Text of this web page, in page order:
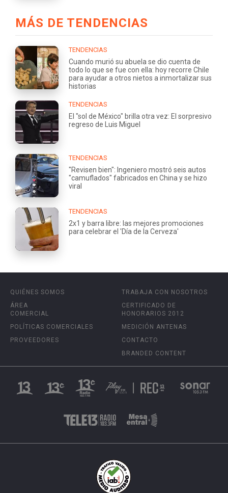
MÁS DE TENDENCIAS
TENDENCIAS
Cuando murió su abuela se dio cuenta de
todo lo que se fue con ella: hoy recorre Chile
para ayudar a otros nietos a inmortalizar sus
historias
TENDENCIAS
El "sol de México" brilla otra vez: El sorpresivo
regreso de Luis Miguel
TENDENCIAS
"Revisen bien": Ingeniero mostró seis autos
"camuflados" fabricados en China y se hizo
viral
TENDENCIAS
2x1 y barra libre: las mejores promociones
para celebrar el 'Día de la Cerveza'
QUIÉNES SOMOS
ÁREA
COMERCIAL
POLÍTICAS COMERCIALES
PROVEEDORES
TRABAJA CON NOSOTROS
CERTIFICADO DE
HONORARIOS 2012
MEDICIÓN ANTENAS
CONTACTO
BRANDED CONTENT